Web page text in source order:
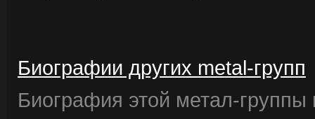
Биографии других metal-групп
Биография этой метал-группы